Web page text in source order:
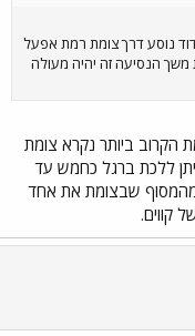
נוסע דרך צומת רמת אפעל
את משך הנסיעה זה יהיה מעולה
הקרוב ביותר נקרא צומת
ללכת ברגל כחמש עד
שבצומת את אחד